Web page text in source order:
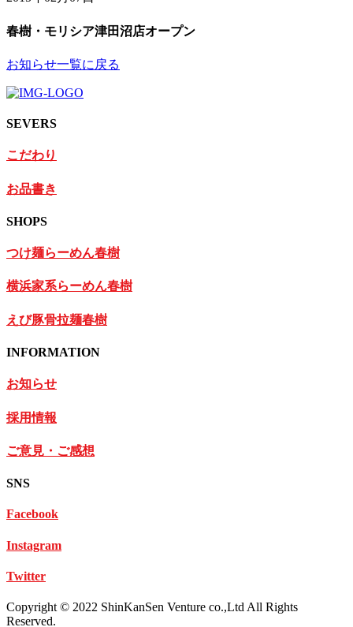
春樹・モリシア津田沼店オープン
お知らせ一覧に戻る
SEVERS
こだわり
お品書き
SHOPS
つけ麺らーめん春樹
横浜家系らーめん春樹
えび豚骨拉麺春樹
INFORMATION
お知らせ
採用情報
ご意見・ご感想
SNS
Facebook
Instagram
Twitter
Copyright © 2022 ShinKanSen Venture co.,Ltd All Rights
Reserved.